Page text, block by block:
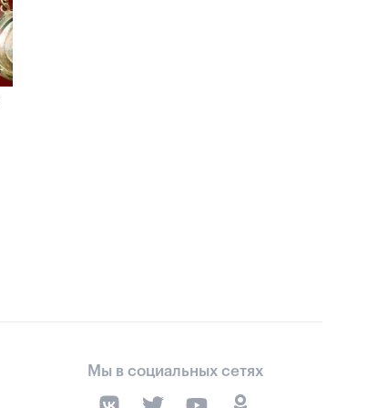
Мы в социальных сетях